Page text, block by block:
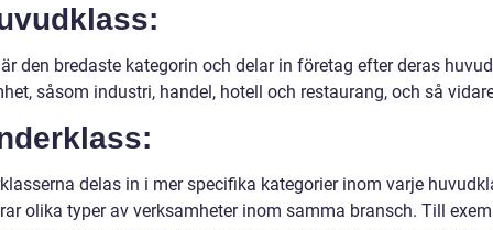
den bredaste kategorin och delar in företag efter deras
såsom industri, handel, hotell och restaurang, och så
delas in i mer specifika kategorier inom varje
olika typer av verksamheter inom samma bransch. Till